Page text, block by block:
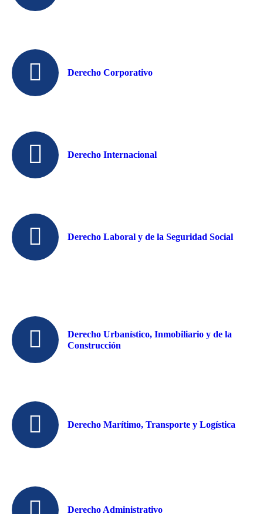
Derecho Corporativo
Derecho Internacional
Derecho Laboral y de la Seguridad Social
Derecho Urbanístico, Inmobiliario y de la
Construcción
Derecho Marítimo, Transporte y Logística
Derecho Administrativo